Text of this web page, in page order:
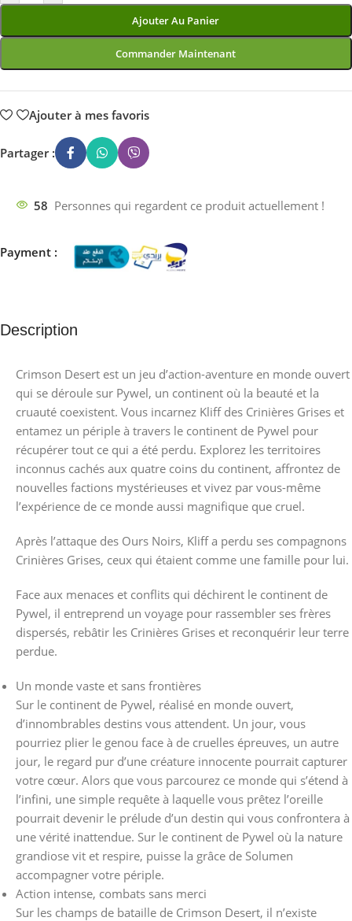
Ajouter Au Panier
Commander Maintenant
Ajouter à mes favoris
Partager :
58 Personnes qui regardent ce produit actuellement !
Payment :
Description
Crimson Desert est un jeu d’action-aventure en monde ouvert
qui se déroule sur Pywel, un continent où la beauté et la
cruauté coexistent. Vous incarnez Kliff des Crinières Grises et
entamez un périple à travers le continent de Pywel pour
récupérer tout ce qui a été perdu. Explorez les territoires
inconnus cachés aux quatre coins du continent, affrontez de
nouvelles factions mystérieuses et vivez par vous-même
l’expérience de ce monde aussi magnifique que cruel.
Après l’attaque des Ours Noirs, Kliff a perdu ses compagnons
Crinières Grises, ceux qui étaient comme une famille pour lui.
Face aux menaces et conflits qui déchirent le continent de
Pywel, il entreprend un voyage pour rassembler ses frères
dispersés, rebâtir les Crinières Grises et reconquérir leur terre
perdue.
Un monde vaste et sans frontières
Sur le continent de Pywel, réalisé en monde ouvert,
d’innombrables destins vous attendent. Un jour, vous
pourriez plier le genou face à de cruelles épreuves, un autre
jour, le regard pur d’une créature innocente pourrait capturer
votre cœur. Alors que vous parcourez ce monde qui s’étend à
l’infini, une simple requête à laquelle vous prêtez l’oreille
pourrait devenir le prélude d’un destin qui vous confrontera à
une vérité inattendue. Sur le continent de Pywel où la nature
grandiose vit et respire, puisse la grâce de Solumen
accompagner votre périple.
Action intense, combats sans merci
Sur les champs de bataille de Crimson Desert, il n’existe